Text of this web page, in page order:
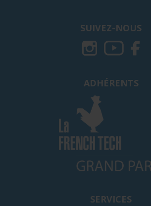
SUIVEZ-NOUS
ADHÉRENTS
SERVICES